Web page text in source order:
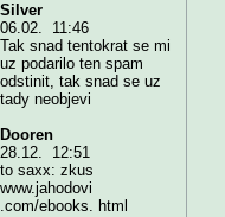
Silver
06.02. 11:46
Tak snad tentokrat se mi
uz podarilo ten spam
odstinit, tak snad se uz
tady neobjevi
Dooren
28.12. 12:51
to saxx: zkus
www.jahodovi
.com/ebooks. html